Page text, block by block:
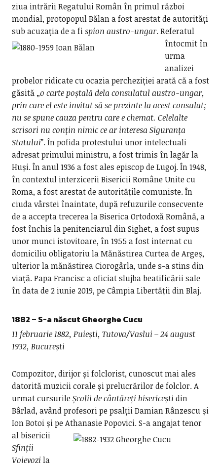
ziua intrării Regatului Român în primul război
mondial, protopopul Bălan a fost arestat de autorități
sub acuzația de a fispion austro-ungar.Referatul
întocmit în
urma
analizei
probelor ridicate cu ocazia percheziției arată că a fost
găsită „o carte poștală dela consulatul austro-ungar,
prin care el este invitat să se prezinte la acest consulat;
nu se spune cauza pentru care e chemat. Celelalte
scrisori nu conțin nimic ce ar interesa Siguranța
Statului”. În pofida protestului unor intelectuali
adresat primului ministru, a fost trimis în lagăr la
Huși. În anul 1936 a fost ales episcop de Lugoj. În 1948,
în contextul interzicerii Bisericii Române Unite cu
Roma, a fost arestat de autoritățile comuniste. În
ciuda vârstei înaintate, după refuzurile consecvente
de a accepta trecerea la Biserica Ortodoxă Română, a
fost închis la penitenciarul din Sighet, a fost supus
unor munci istovitoare, în 1955 a fost internat cu
domiciliu obligatoriu la Mănăstirea Curtea de Argeș,
ulterior la mănăstirea Ciorogârla, unde s-a stins din
viață. Papa Francisc a oficiat slujba beatificării sale
în data de 2 iunie 2019, pe Câmpia Libertății din Blaj.
1882 – S-a născut Gheorghe Cucu
11 februarie 1882, Puiești, Tutova/Vaslui – 24 august
1932, București
Compozitor, dirijor și folclorist, cunoscut mai ales
datorită muzicii corale și prelucrărilor de folclor. A
urmat cursurileȘcolii de cântăreți bisericești din
Bârlad, având profesori pe psalții Damian Rânzescu și
Ion Botoi și pe Athanasie Popovici.S-a angajat tenor
al bisericii
Sfinții
Voievozi la